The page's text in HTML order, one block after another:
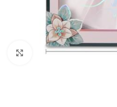
Click to enlarge